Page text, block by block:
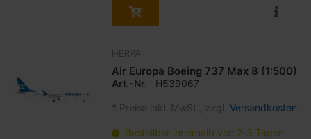
HERPA
Air Europa Boeing 737 Max 8 (1:500)
Art.-Nr. H539067
* Preise inkl. MwSt., zzgl. Versandkosten
Bestellbar innerhalb von 2-3 Tagen